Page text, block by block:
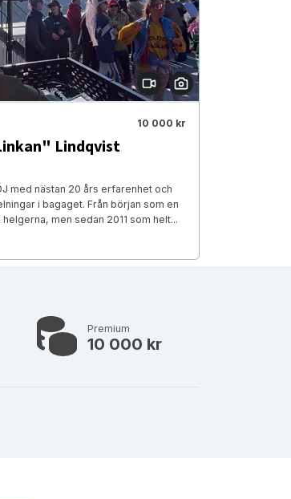
10 000 kr
Lindqvist
med nästan 20 års erfarenhet och
i bagaget. Från början som en
men sedan 2011 som helt...
Premium
10 000 kr